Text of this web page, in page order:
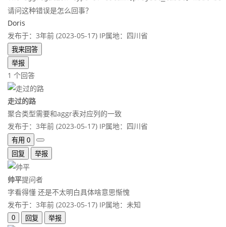
请问这种错误是怎么回事？
Doris
发布于：3年前 (2023-05-17) IP属地：四川省
我来回答
举报
1 个回答
走过的路
聚合类型需要和aggr表对应列的一致
发布于：3年前 (2023-05-17) IP属地：四川省
有用 0
回复
举报
帅平提问者
字看得懂 还是不太明白具体啥意思惭愧
发布于：3年前 (2023-05-17) IP属地：未知
0 回复 举报